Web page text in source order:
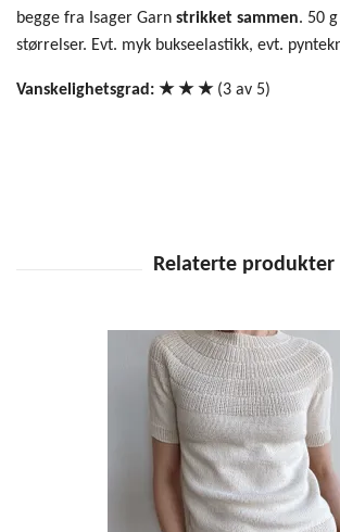
begge fra Isager Garn strikket sammen. 50
størrelser. Evt. myk bukseelastikk, evt.
Vanskelighetsgrad: ★ ★ ★ (3 av 5)